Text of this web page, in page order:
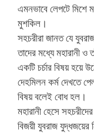
এমনভাবে লেপটে মিশে
মুশকিল।
সহচরীরা জানত যে
তাদের মধ্যে মহারানী ও
একটি চর্চার বিষয় হয়ে
দেহমিলন কর্ম দেখতে
বিষয় বলেই বোধ হল।
মহারানী হেসে
বিজয়ী যুবরাজ